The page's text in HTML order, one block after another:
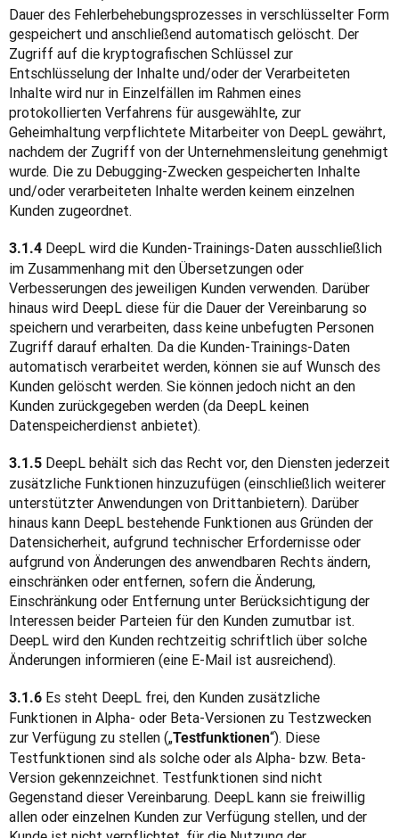
Dauer des Fehlerbehebungsprozesses in verschlüsselter Form
gespeichert und anschließend automatisch gelöscht. Der
Zugriff auf die kryptografischen Schlüssel zur
Entschlüsselung der Inhalte und/oder der Verarbeiteten
Inhalte wird nur in Einzelfällen im Rahmen eines
protokollierten Verfahrens für ausgewählte, zur
Geheimhaltung verpflichtete Mitarbeiter von DeepL gewährt,
nachdem der Zugriff von der Unternehmensleitung genehmigt
wurde. Die zu Debugging-Zwecken gespeicherten Inhalte
und/oder verarbeiteten Inhalte werden keinem einzelnen
Kunden zugeordnet.
3.1.4 DeepL wird die Kunden-Trainings-Daten ausschließlich
im Zusammenhang mit den Übersetzungen oder
Verbesserungen des jeweiligen Kunden verwenden. Darüber
hinaus wird DeepL diese für die Dauer der Vereinbarung so
speichern und verarbeiten, dass keine unbefugten Personen
Zugriff darauf erhalten. Da die Kunden-Trainings-Daten
automatisch verarbeitet werden, können sie auf Wunsch des
Kunden gelöscht werden. Sie können jedoch nicht an den
Kunden zurückgegeben werden (da DeepL keinen
Datenspeicherdienst anbietet).
3.1.5 DeepL behält sich das Recht vor, den Diensten jederzeit
zusätzliche Funktionen hinzuzufügen (einschließlich weiterer
unterstützter Anwendungen von Drittanbietern). Darüber
hinaus kann DeepL bestehende Funktionen aus Gründen der
Datensicherheit, aufgrund technischer Erfordernisse oder
aufgrund von Änderungen des anwendbaren Rechts ändern,
einschränken oder entfernen, sofern die Änderung,
Einschränkung oder Entfernung unter Berücksichtigung der
Interessen beider Parteien für den Kunden zumutbar ist.
DeepL wird den Kunden rechtzeitig schriftlich über solche
Änderungen informieren (eine E-Mail ist ausreichend).
3.1.6 Es steht DeepL frei, den Kunden zusätzliche
Funktionen in Alpha- oder Beta-Versionen zu Testzwecken
zur Verfügung zu stellen („Testfunktionen“). Diese
Testfunktionen sind als solche oder als Alpha- bzw. Beta-
Version gekennzeichnet. Testfunktionen sind nicht
Gegenstand dieser Vereinbarung. DeepL kann sie freiwillig
allen oder einzelnen Kunden zur Verfügung stellen, und der